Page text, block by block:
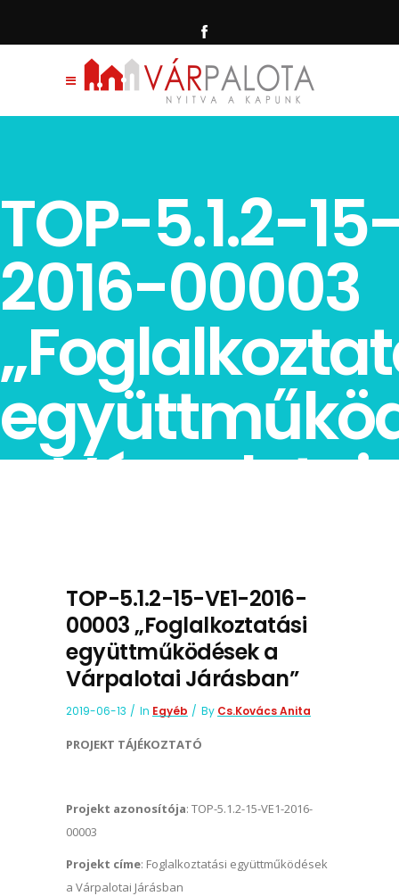
TOP-5.1.2-
2016-00003
a Várpalotai
TOP-5.1.2-15-VE1-2016-
00003 „Foglalkoztatási
együttműködések a
Várpalotai Járásban”
2019-06-13 In Egyéb By Cs.Kovács Anita
PROJEKT TÁJÉKOZTATÓ
Projekt azonosítója: TOP-5.1.2-15-VE1-2016-
00003
Projekt címe: Foglalkoztatási együttműködések
a Várpalotai Járásban